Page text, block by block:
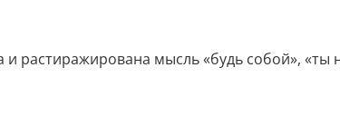
и растиражирована мысль «будь собой»,